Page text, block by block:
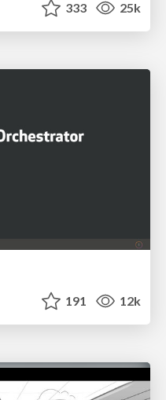
333 25k
191 12k